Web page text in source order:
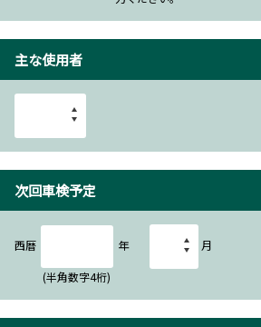
主な使用者
次回車検予定
西暦 年
(半角数字4桁)
月